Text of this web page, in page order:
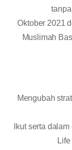
Oktober 2021
Muslimah
Mengubah
Ikut serta